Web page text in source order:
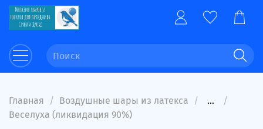
Главная Воздушные шары из латекса
...
Веселуха (ликвидация 90%)